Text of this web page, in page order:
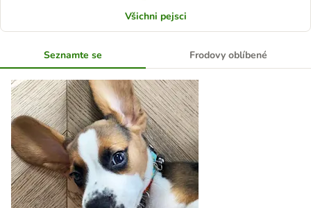
Všichni pejsci
Seznamte se Frodovy oblíbené